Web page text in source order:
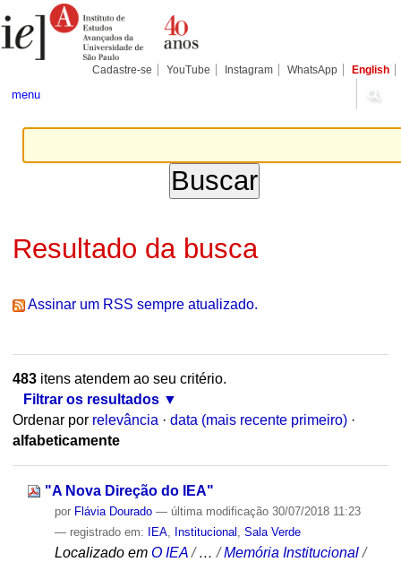
para
conteúdo.
Pessoais
Cadastre-se YouTube Instagram WhatsApp English
menu
Resultado da busca
Assinar um RSS sempre atualizado.
483itens atendem ao seu critério.
Filtrar os resultados
Ordenar por relevância · data (mais recente primeiro) ·
alfabeticamente
"A Nova Direção do IEA"
por Flávia Dourado — última modificação30/07/2018 11:23
— registrado em:
IEA, Institucional Sala Verde
Localizado em O IEA /…/Memória Institucional /